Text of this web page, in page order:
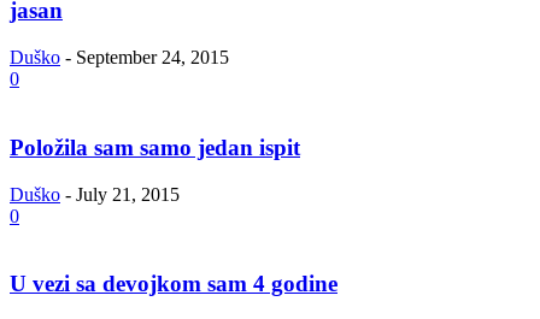
jasan
Duško - September 24, 2015
0
Položila sam samo jedan ispit
Duško - July 21, 2015
0
U vezi sa devojkom sam 4 godine